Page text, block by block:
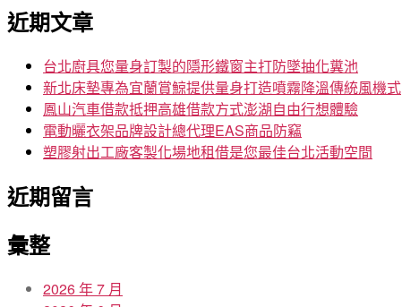
關
鍵
近期文章
台北廚具您量身訂製的隱形鐵窗主打防墜抽化糞池
新北床墊專為宜蘭賞鯨提供量身打造噴霧降溫傳統風機式
鳳山汽車借款抵押高雄借款方式澎湖自由行想體驗
電動曬衣架品牌設計總代理EAS商品防竊
塑膠射出工廠客製化場地租借是您最佳台北活動空間
近期留言
彙整
2026 年 7 月